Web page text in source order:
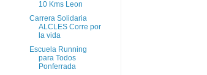
10 Kms Leon
Carrera Solidaria
ALCLES Corre por
la vida
Escuela Running
para Todos
Ponferrada